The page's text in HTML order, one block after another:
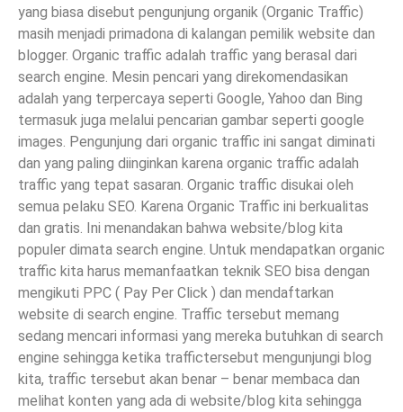
yang biasa disebut pengunjung organik (Organic Traffic)
masih menjadi primadona di kalangan pemilik website dan
blogger. Organic traffic adalah traffic yang berasal dari
search engine. Mesin pencari yang direkomendasikan
adalah yang terpercaya seperti Google, Yahoo dan Bing
termasuk juga melalui pencarian gambar seperti google
images. Pengunjung dari organic traffic ini sangat diminati
dan yang paling diinginkan karena organic traffic adalah
traffic yang tepat sasaran. Organic traffic disukai oleh
semua pelaku SEO. Karena Organic Traffic ini berkualitas
dan gratis. Ini menandakan bahwa website/blog kita
populer dimata search engine. Untuk mendapatkan organic
traffic kita harus memanfaatkan teknik SEO bisa dengan
mengikuti PPC ( Pay Per Click ) dan mendaftarkan
website di search engine. Traffic tersebut memang
sedang mencari informasi yang mereka butuhkan di search
engine sehingga ketika traffictersebut mengunjungi blog
kita, traffic tersebut akan benar – benar membaca dan
melihat konten yang ada di website/blog kita sehingga